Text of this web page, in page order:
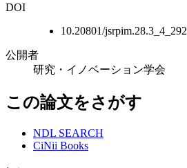
DOI
10.20801/jsrpim.28.3_4_292
公開者
研究・イノベーション学会
この論文をさがす
NDL SEARCH
CiNii Books